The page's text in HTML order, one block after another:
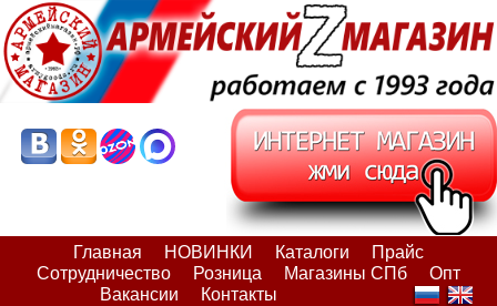
Главная НОВИНКИ Каталоги
Прайс
Сотрудничество
Розница Магазины СПб
Опт
Вакансии
Контакты